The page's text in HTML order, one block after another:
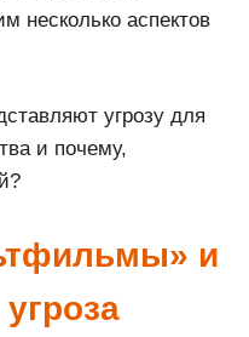
несколько аспектов
угрозу для
и почему,
и